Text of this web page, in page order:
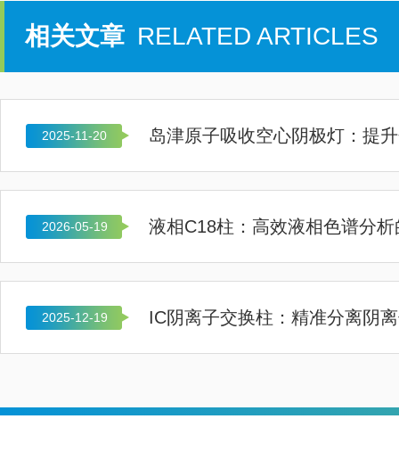
相关文章 RELATED ARTICLES
2025-11-20
2026-05-19 液相C18柱：高效液相色谱分
2025-12-19 IC阴离子交换柱：精准分离阴